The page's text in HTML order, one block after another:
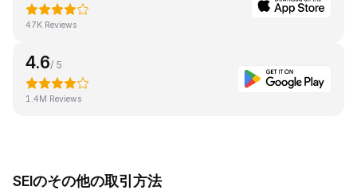
47K Reviews
4.6/ 5
1.4M Reviews
SEIのその他の取引方法